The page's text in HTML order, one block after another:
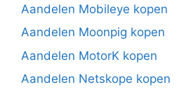
Aandelen Mobileye kopen
Aandelen Moonpig kopen
Aandelen MotorK kopen
Aandelen Netskope kopen